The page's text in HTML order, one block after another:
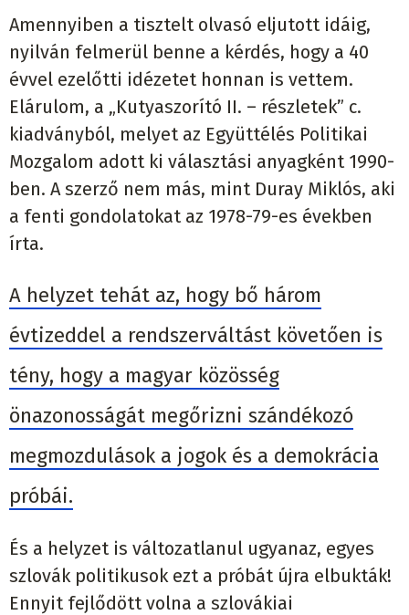
Amennyiben a tisztelt olvasó eljutott idáig,
nyilván felmerül benne a kérdés, hogy a 40
évvel ezelőtti idézetet honnan is vettem.
Elárulom, a „Kutyaszorító II. – részletek” c.
kiadványból, melyet az Együttélés Politikai
Mozgalom adott ki választási anyagként 1990-
ben. A szerző nem más, mint Duray Miklós, aki
a fenti gondolatokat az 1978-79-es években
írta.
A helyzet tehát az, hogy bő három
évtizeddel a rendszerváltást követően is
tény, hogy a magyar közösség
önazonosságát megőrizni szándékozó
megmozdulások a jogok és a demokrácia
próbái.
És a helyzet is változatlanul ugyanaz, egyes
szlovák politikusok ezt a próbát újra elbukták!
Ennyit fejlődött volna a szlovákiai